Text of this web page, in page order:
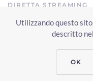
DIRETTA STREAMING
Copyright ©
applicativo
Utilizzando questo
descritto
OK